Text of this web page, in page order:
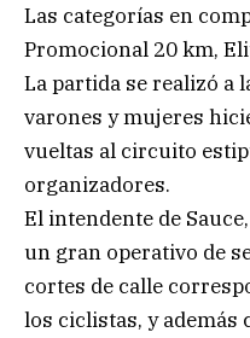
Las categorías en
Promocional 20 km,
La partida se realizó a
varones y mujeres
vueltas al circuito
organizadores.
El intendente de
un gran operativo de
cortes de calle
los ciclistas, y además